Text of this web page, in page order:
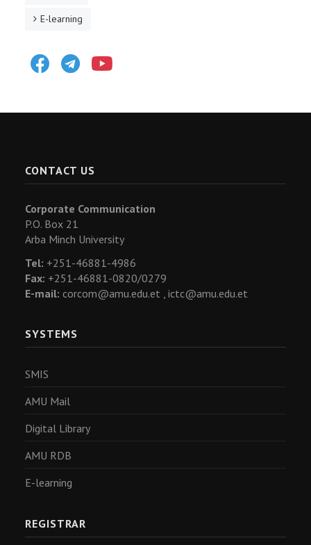
E-learning
FacebookTelegram
CONTACT US
Corporate Communication
P.O. Box 21
Arba Minch University
Tel: +251-46881-4986
Fax: +251-46881-0820/0279
E-mail: corcom@amu.edu.et , ictc@amu.edu.et
SYSTEMS
SMIS
AMU Mail
Digital Library
AMU RDB
E-learning
REGISTRAR